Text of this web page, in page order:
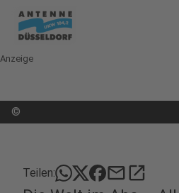
Anzeige
©
Teilen: mailopen_in_new